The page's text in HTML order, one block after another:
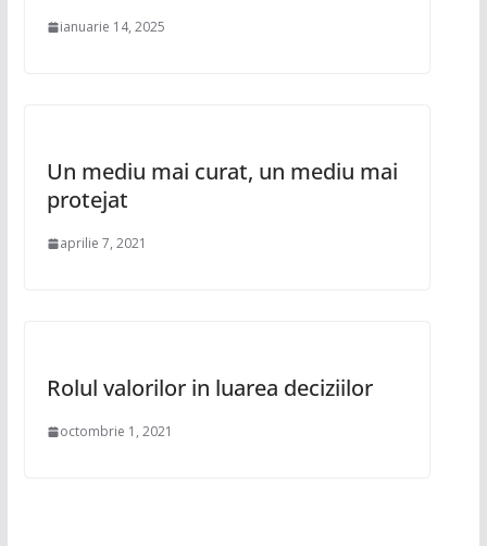
ianuarie 14, 2025
Un mediu mai curat, un mediu mai
protejat
aprilie 7, 2021
Rolul valorilor in luarea deciziilor
octombrie 1, 2021